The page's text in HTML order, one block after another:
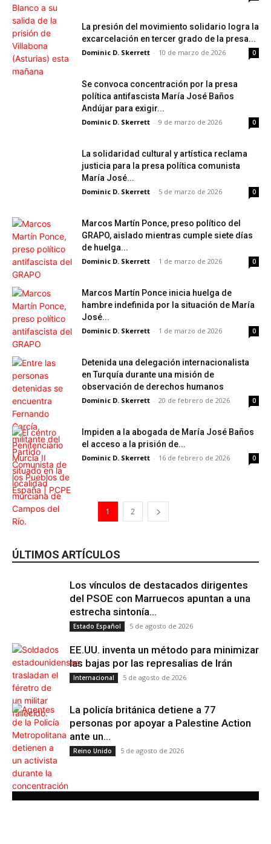
La presión del movimiento solidario logra la
excarcelación en tercer grado de la presa...
Dominic D. Skerrett - 10 de marzo de 2026 0
Se convoca concentración por la presa
política antifascista María José Baños
Andújar para exigir...
Dominic D. Skerrett - 9 de marzo de 2026 0
La solidaridad cultural y artística reclama
justicia para la presa política comunista
María José...
Dominic D. Skerrett - 5 de marzo de 2026 0
Marcos Martín Ponce, preso político del
GRAPO, aislado mientras cumple siete días
de huelga...
Dominic D. Skerrett - 1 de marzo de 2026 0
Marcos Martín Ponce inicia huelga de
hambre indefinida por la situación de María
José...
Dominic D. Skerrett - 1 de marzo de 2026 0
Detenida una delegación internacionalista
en Turquía durante una misión de
observación de derechos humanos
Dominic D. Skerrett - 20 de febrero de 2026 0
Impiden a la abogada de María José Baños
el acceso a la prisión de...
Dominic D. Skerrett - 16 de febrero de 2026 0
1 2
ÚLTIMOS ARTÍCULOS
Los vínculos de destacados dirigentes
del PSOE con Marruecos apuntan a una
estrecha sintonía...
Estado Español 5 de agosto de 2026
EE.UU. inventa un método para minimizar
las bajas por las represalias de Irán
Internacional 5 de agosto de 2026
La policía británica detiene a 77
personas por apoyar a Palestine Action
ante un...
Reino Unido 5 de agosto de 2026